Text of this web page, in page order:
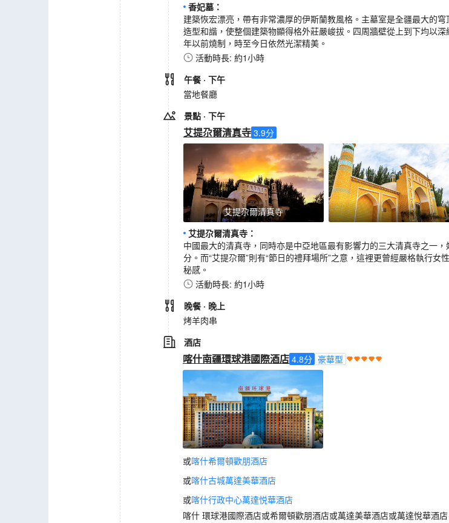
香妃墓：
建築恢宏漂亮，帶有非常濃厚的伊斯蘭教風格。主墓室是全疆最大的
造型和諧，使整個建築物顯得格外莊嚴峻拔。四周牆壁從上到下均以
年以前燒制，時至今日依然光潔精美。
活動時長: 約1小時
午餐 · 下午
當地餐廳
景點 · 下午
艾提尕爾清真寺 3.9分
艾提尕爾清真寺
艾提尕爾清真寺 ：
中國最大的清真寺，同時亦是中亞地區最有影響力的三大清真寺之一
分。而“艾提尕爾”則有“節日的禮拜場所”之意，這裡更曾經嚴格執行
秘感。
活動時長: 約1小時
晚餐 · 晚上
烤羊肉串
酒店
喀什南疆環球港國際酒店 4.8分 豪華型
或喀什希爾頓歡朋酒店
或喀什古城萬達美華酒店
或喀什行政中心萬達悦華酒店
喀什 環球港國際酒店或希爾頓歡朋酒店或萬達美華酒店或萬達悅華酒店